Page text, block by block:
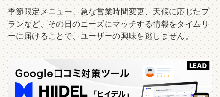
季節限定メニュー、急な営業時間変更、天候に応じたプ
ランなど、その日のニーズにマッチする情報をタイムリ
ーに届けることで、ユーザーの興味を逃しません。